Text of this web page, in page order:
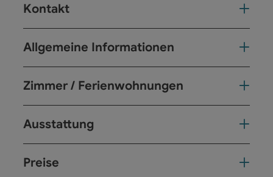
Kontakt
Allgemeine Informationen
Zimmer / Ferienwohnungen
Ausstattung
Preise